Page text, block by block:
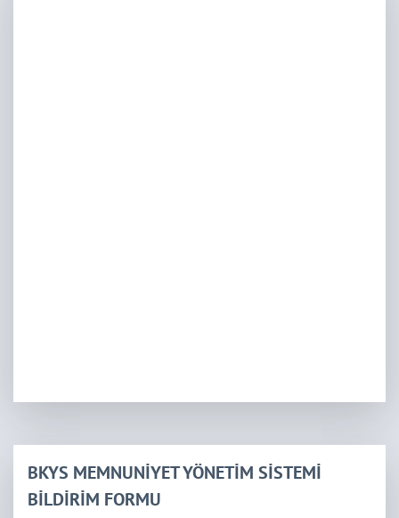
BKYS MEMNUNİYET YÖNETİM SİSTEMİ
BİLDİRİM FORMU